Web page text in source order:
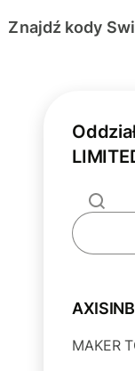
Znajdź kody
MAKER